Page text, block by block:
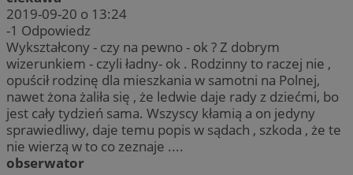
2019-09-20 o 13:24
-1 Odpowiedz
Wykształcony - czy na pewno - ok ? Z dobrym
wizerunkiem - czyli ładny- ok . Rodzinny to raczej nie ,
opuścił rodzinę dla mieszkania w samotni na Polnej,
nawet żona żaliła się , że ledwie daje rady z dziećmi, bo
jest cały tydzień sama. Wszyscy kłamią a on jedyny
sprawiedliwy, daje temu popis w sądach , szkoda , że te
nie wierzą w to co zeznaje ....
obserwator